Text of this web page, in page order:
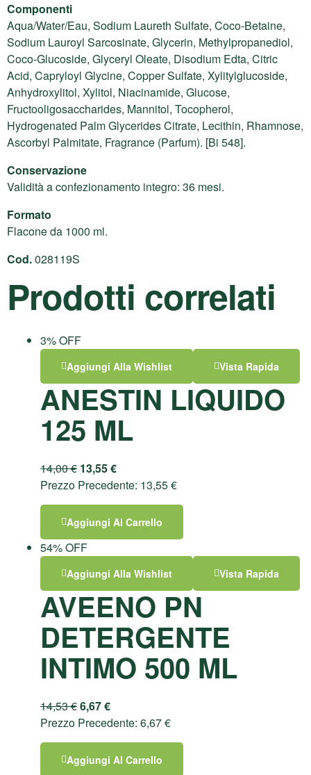
Componenti
Aqua/Water/Eau, Sodium Laureth Sulfate, Coco-Betaine,
Sodium Lauroyl Sarcosinate, Glycerin, Methylpropanediol,
Coco-Glucoside, Glyceryl Oleate, Disodium Edta, Citric
Acid, Capryloyl Glycine, Copper Sulfate, Xylitylglucoside,
Anhydroxylitol, Xylitol, Niacinamide, Glucose,
Fructooligosaccharides, Mannitol, Tocopherol,
Hydrogenated Palm Glycerides Citrate, Lecithin, Rhamnose,
Ascorbyl Palmitate, Fragrance (Parfum). [Bi 548].
Conservazione
Validità a confezionamento integro: 36 mesi.
Formato
Flacone da 1000 ml.
Cod.028119S
Prodotti correlati
3% OFF
Aggiungi Alla Wishlist Vista Rapida
ANESTIN LIQUIDO
125 ML
14,00€ 13,55€
Prezzo Precedente: 13,55€
Aggiungi Al Carrello
54% OFF
Aggiungi Alla Wishlist Vista Rapida
AVEENO PN
DETERGENTE
INTIMO 500 ML
14,53€6,67€
Prezzo Precedente: 6,67€
Aggiungi Al Carrello